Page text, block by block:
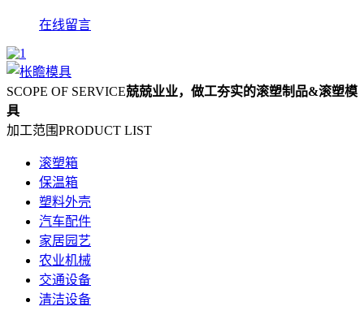
在线留言
SCOPE OF SERVICE兢兢业业，做工夯实的滚塑制品&滚塑模
具
加工范围PRODUCT LIST
滚塑箱
保温箱
塑料外壳
汽车配件
家居园艺
农业机械
交通设备
清洁设备